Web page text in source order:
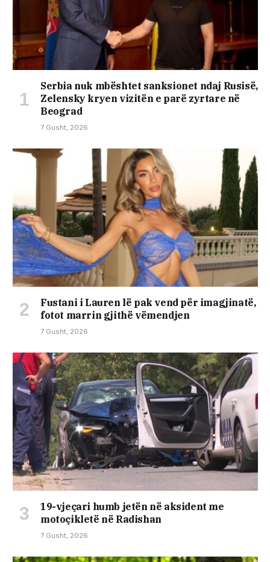
Serbia nuk mbështet sanksionet ndaj Rusisë,
Zelensky kryen vizitën e parë zyrtare në
Beograd
7 Gusht, 2026
Fustani i Lauren lë pak vend për imagjinatë,
fotot marrin gjithë vëmendjen
7 Gusht, 2026
19-vjeçari humb jetën në aksident me
motoçikletë në Radishan
7 Gusht, 2026